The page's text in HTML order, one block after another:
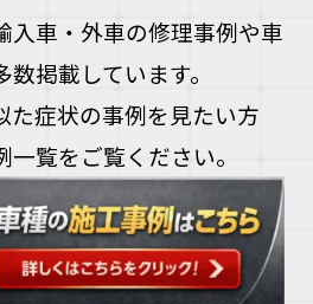
入車・外車の修理事例や車
掲載しています。
た症状の事例を見たい方
覧をご覧ください。